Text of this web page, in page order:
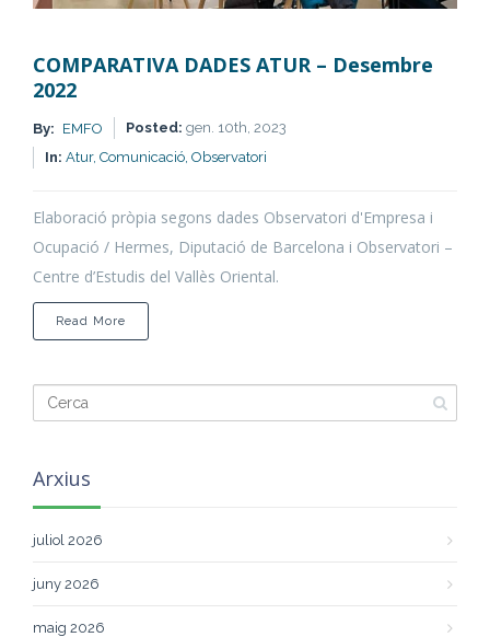
COMPARATIVA DADES ATUR – Desembre
2022
By: EMFO Posted: gen. 10th, 2023
In: Atur, Comunicació, Observatori
Elaboració pròpia segons dades Observatori d'Empresa i
Ocupació / Hermes, Diputació de Barcelona i Observatori –
Centre d’Estudis del Vallès Oriental.
Read More
COMPARATIVA
Arxius
juliol 2026
juny 2026
maig 2026